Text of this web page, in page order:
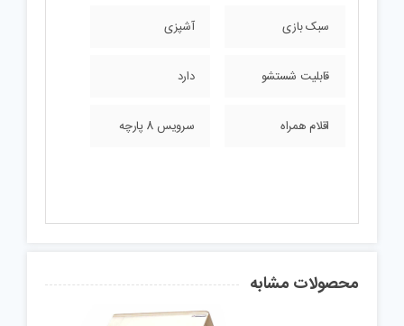
سبک بازی آشپزی
قابلیت شستشو دارد
اقلام همراه سرویس 8 پارچه
محصولات مشابه